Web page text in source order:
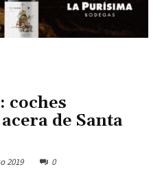
coches
de Santa
2019 0